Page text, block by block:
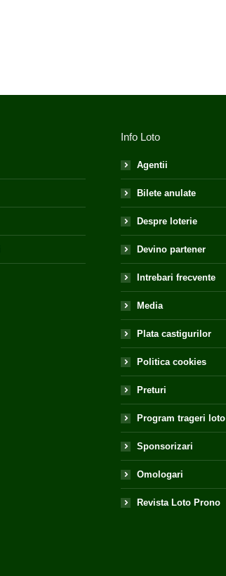
Info Loto
Agentii
Bilete anulate
Despre loterie
Devino partener
Intrebari frecvente
Media
Plata castigurilor
Politica cookies
Preturi
Program trageri loto
Sponsorizari
Omologari
Revista Loto Prono